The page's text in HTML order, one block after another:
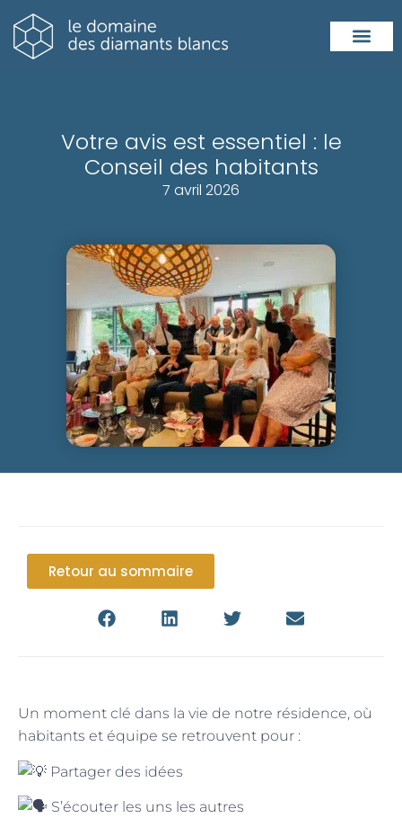
Votre avis est essentiel : le
Conseil des habitants
7 avril 2026
Retour au sommaire
Un moment clé dans la vie de notre résidence, où
habitants et équipe se retrouvent pour :
Partager des idées
S’écouter les uns les autres